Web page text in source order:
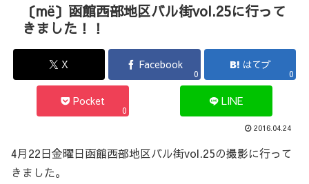
〔më〕函館西部地区バル街vol.25に行って
きました！！
X Facebook
0
はてブ
0
Pocket
0
LINE
2016.04.24
4月22日金曜日函館西部地区バル街vol.25の撮影に行って
きました。